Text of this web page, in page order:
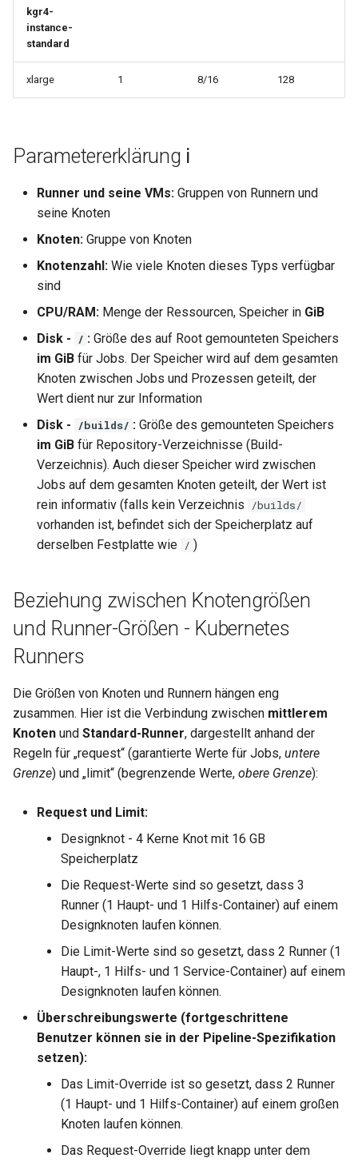
kgr4-
instance-
standard
xlarge 1 8/16 128
Parametererklärung ℹ️
Runner und seine VMs: Gruppen von Runnern und
seine Knoten
Knoten: Gruppe von Knoten
Knotenzahl: Wie viele Knoten dieses Typs verfügbar
sind
CPU/RAM: Menge der Ressourcen, Speicher in GiB
Disk -
/ : Größe des auf Root gemounteten Speichers
im GiB für Jobs. Der Speicher wird auf dem gesamten
Knoten zwischen Jobs und Prozessen geteilt, der
Wert dient nur zur Information
Disk -
/builds/ : Größe des gemounteten Speichers
im GiB für Repository-Verzeichnisse (Build-
Verzeichnis). Auch dieser Speicher wird zwischen
Jobs auf dem gesamten Knoten geteilt, der Wert ist
rein informativ (falls kein Verzeichnis
/builds/
vorhanden ist, befindet sich der Speicherplatz auf
derselben Festplatte wie / )
Beziehung zwischen Knotengrößen
und Runner-Größen - Kubernetes
Runners
Die Größen von Knoten und Runnern hängen eng
zusammen. Hier ist die Verbindung zwischen mittlerem
Knoten und Standard-Runner, dargestellt anhand der
Regeln für „request“ (garantierte Werte für Jobs, untere
Grenze) und „limit“ (begrenzende Werte, obere Grenze):
Request und Limit:
Designknot - 4 Kerne Knot mit 16 GB
Speicherplatz
Die Request-Werte sind so gesetzt, dass 3
Runner (1 Haupt- und 1 Hilfs-Container) auf einem
Designknoten laufen können.
Die Limit-Werte sind so gesetzt, dass 2 Runner (1
Haupt-, 1 Hilfs- und 1 Service-Container) auf einem
Designknoten laufen können.
Überschreibungswerte (fortgeschrittene
Benutzer können sie in der Pipeline-Spezifikation
setzen):
Das Limit-Override ist so gesetzt, dass 2 Runner
(1 Haupt- und 1 Hilfs-Container) auf einem großen
Knoten laufen können.
Das Request-Override liegt knapp unter dem